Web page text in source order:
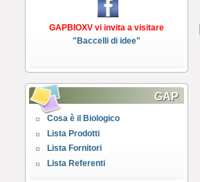
GAPBIOXV vi invita a visitare
"Baccelli di idee"
GAP
Cosa è il Biologico
Lista Prodotti
Lista Fornitori
Lista Referenti